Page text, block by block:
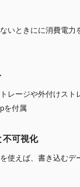
いときにに消費電力
レージや外付けスト
を付属
不可視化
使えば、書き込むデ